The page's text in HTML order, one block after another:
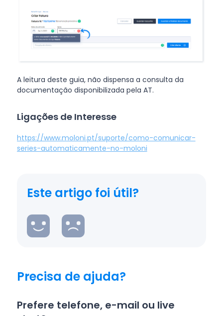
A leitura deste guia, não dispensa a consulta da
documentação disponibilizada pela AT.
Ligações de Interesse
https://www.moloni.pt/suporte/como-comunicar-
series-automaticamente-no-moloni
Este artigo foi útil?
Precisa de ajuda?
Prefere telefone, e-mail ou live